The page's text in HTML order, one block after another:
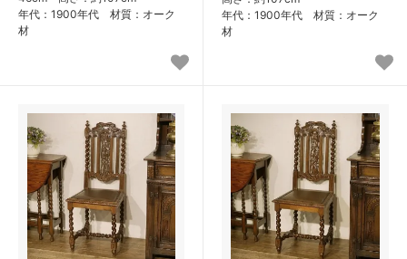
年代：1900年代 材質：オーク
材
年代：1900年代 材質：オーク
材